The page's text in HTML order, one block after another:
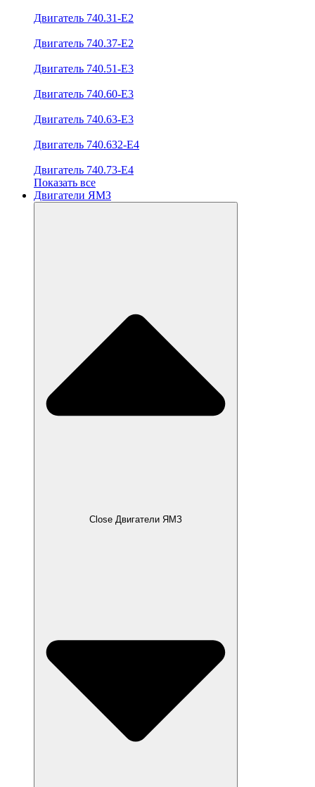
Двигатель 740.31-E2
Двигатель 740.37-E2
Двигатель 740.51-E3
Двигатель 740.60-E3
Двигатель 740.63-E3
Двигатель 740.632-E4
Двигатель 740.73-E4
Показать все
Двигатели ЯМЗ
Close Двигатели ЯМЗ